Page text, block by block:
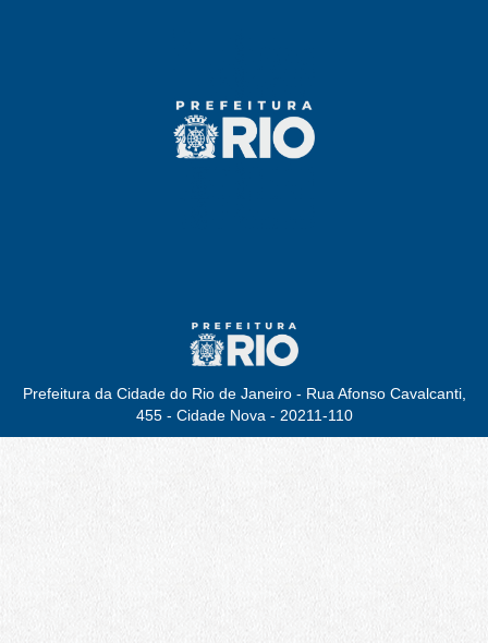
Prefeitura da Cidade do Rio de Janeiro - Rua Afonso Cavalcanti,
455 - Cidade Nova - 20211-110